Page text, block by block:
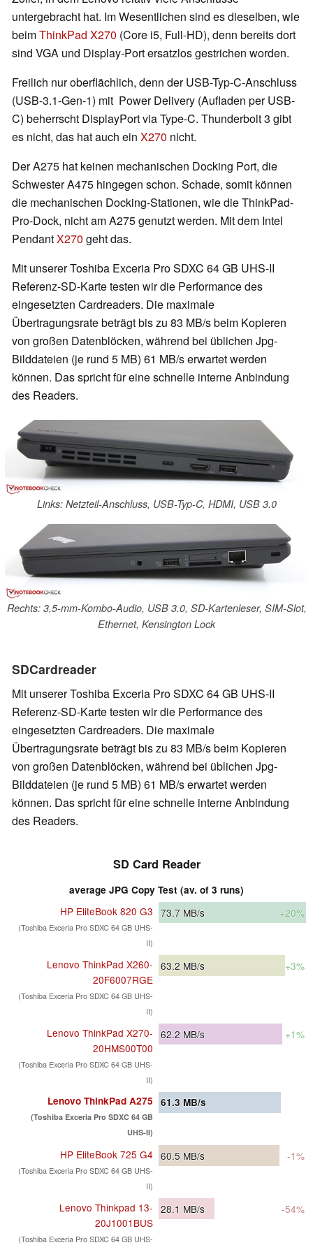
untergebracht hat. Im Wesentlichen sind es dieselben, wie
beimThinkPad X270 (Core i5, Full-HD), denn bereits dort
sind VGA und Display-Port ersatzlos gestrichen worden.
Freilich nur oberflächlich, denn der USB-Typ-C-Anschluss
(USB-3.1-Gen-1) mit Power Delivery (Aufladen per USB-
C) beherrscht DisplayPort via Type-C. Thunderbolt 3 gibt
es nicht, das hat auch ein X270 nicht.
Der A275 hat keinen mechanischen Docking Port, die
Schwester A475 hingegen schon. Schade, somit können
die mechanischen Docking-Stationen, wie die ThinkPad-
Pro-Dock, nicht am A275 genutzt werden. Mit dem Intel
PendantX270 geht das.
Mit unserer Toshiba Exceria Pro SDXC 64 GB UHS-II
Referenz-SD-Karte testen wir die Performance des
eingesetzten Cardreaders. Die maximale
Übertragungsrate beträgt bis zu 83 MB/s beim Kopieren
von großen Datenblöcken, während bei üblichen Jpg-
Bilddateien (je rund 5 MB) 61 MB/s erwartet werden
können. Das spricht für eine schnelle interne Anbindung
des Readers.
Links: Netzteil-Anschluss, USB-Typ-C, HDMI, USB 3.0
Rechts: 3,5-mm-Kombo-Audio, USB 3.0, SD-Kartenleser, SIM-Slot,
Ethernet, Kensington Lock
SDCardreader
Mit unserer Toshiba Exceria Pro SDXC 64 GB UHS-II
Referenz-SD-Karte testen wir die Performance des
eingesetzten Cardreaders. Die maximale
Übertragungsrate beträgt bis zu 83 MB/s beim Kopieren
von großen Datenblöcken, während bei üblichen Jpg-
Bilddateien (je rund 5 MB) 61 MB/s erwartet werden
können. Das spricht für eine schnelle interne Anbindung
des Readers.
SD Card Reader
average JPG Copy Test (av. of 3 runs)
HP EliteBook 820 G3
(Toshiba Exceria Pro SDXC 64 GB UHS-
II)
73.7 MB/s +20%
Lenovo ThinkPad X260-
20F6007RGE
(Toshiba Exceria Pro SDXC 64 GB UHS-
II)
63.2 MB/s +3%
Lenovo ThinkPad X270-
20HMS00T00
(Toshiba Exceria Pro SDXC 64 GB UHS-
II)
62.2 MB/s +1%
Lenovo ThinkPad A275
(Toshiba Exceria Pro SDXC 64 GB
UHS-II)
61.3 MB/s
HP EliteBook 725 G4
(Toshiba Exceria Pro SDXC 64 GB UHS-
II)
60.5 MB/s -1%
Lenovo Thinkpad 13-
20J1001BUS
(Toshiba Exceria Pro SDXC 64 GB UHS-
28.1 MB/s -54%